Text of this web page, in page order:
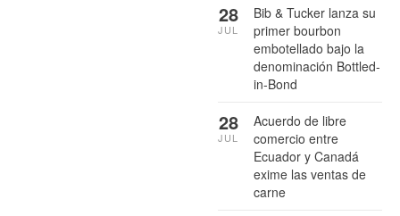
Bib & Tucker lanza su
primer bourbon
embotellado bajo la
denominación Bottled-
in-Bond
28
JUL
Acuerdo de libre
comercio entre
Ecuador y Canadá
exime las ventas de
carne
28
JUL